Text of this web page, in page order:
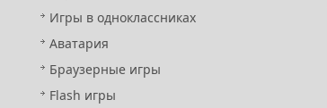
Игры в одноклассниках
Аватария
Браузерные игры
Flash игры